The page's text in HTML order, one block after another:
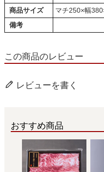
商品サイズ
マチ250×幅
備考
この商品のレビュー
レビューを書く
おすすめ商品